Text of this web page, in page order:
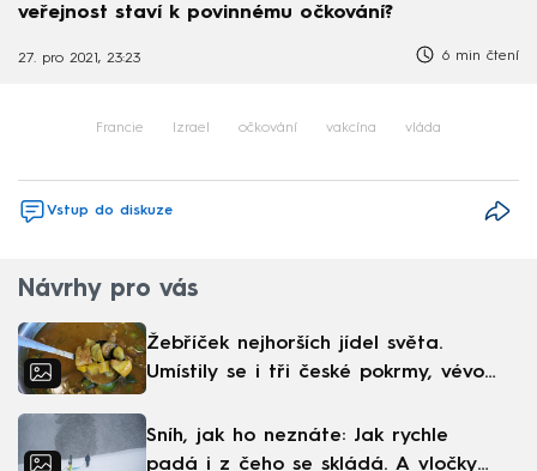
veřejnost staví k povinnému očkování?
27. pro 2021, 23:23 6 min čtení
Francie Izrael očkování vakcína vláda
Vstup do diskuze
Návrhy pro vás
Žebříček nejhorších jídel světa.
Umístily se i tři české pokrmy, vévodí
Sníh, jak ho neznáte: Jak rychle
padá i z čeho se skládá. A vločky